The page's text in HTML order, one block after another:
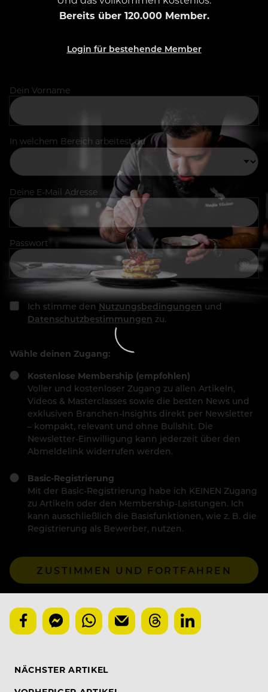
Bereits über 120.000 Member.
Login für bestehende Member
Dein Vorname
In welchem Bereich arbeitest du
Deine E-Mail Adresse
Passwort
Ich stimme den Nutzungsbedingungen und
Datenschutzbestimmungen zu.
Wähle deinen Zugang:
Kostenlose Membership (empfohlen)
Voller und kostenloser Zugang zu allen Artikeln,
Videos & Masterclasses sowie die besten News und
exklusiven Branchen-Insights direkt per Newsletter
– kompakt, relevant und ohne Bullshit. Die
Newsletter-Einwilligung kann jederzeit über den
Abmeldelink widerrufen werden.
Basic-Registrierung
Mit der Basic-Registrierung habe ich KEINEN Zugang
zu Artikeln oder den Membership-Leistungen. Ich
kann ausschließlich die Basisfunktionen, wie z. B. die
Registrierung als Bewerber, nutzen.
ZUSTIMMEN UND FORTFAHREN
NÄCHSTER ARTIKEL